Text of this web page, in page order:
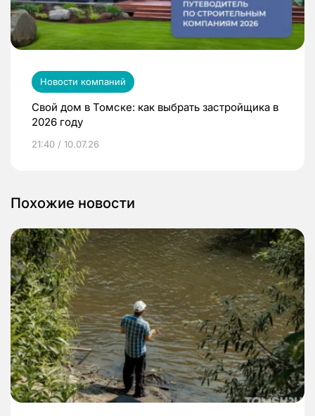
Новости компаний
Свой дом в Томске: как выбрать застройщика в
2026 году
21:40 / 10.07.26
Похожие новости